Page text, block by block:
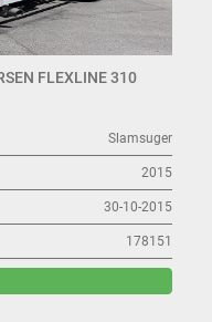
FLEXLINE 310
Slamsuger
2015
30-10-2015
178151